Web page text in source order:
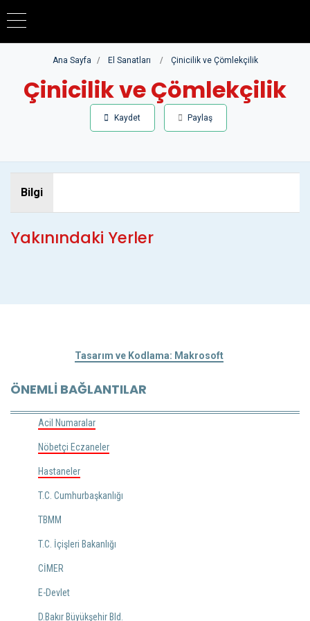
dikkat:
Bu
sitesi
Ana Sayfa El Sanatları Çinicilik ve Çömlekçilik
Çinicilik ve Çömlekçilik
Kaydet Paylaş
Bilgi
Yakınındaki Yerler
Tasarım ve Kodlama: Makrosoft
ÖNEMLI BAĞLANTILAR
Acil Numaralar
Nöbetçi Eczaneler
Hastaneler
T.C. Cumhurbaşkanlığı
TBMM
T.C. İçişleri Bakanlığı
CİMER
E-Devlet
D.Bakır Büyükşehir Bld.